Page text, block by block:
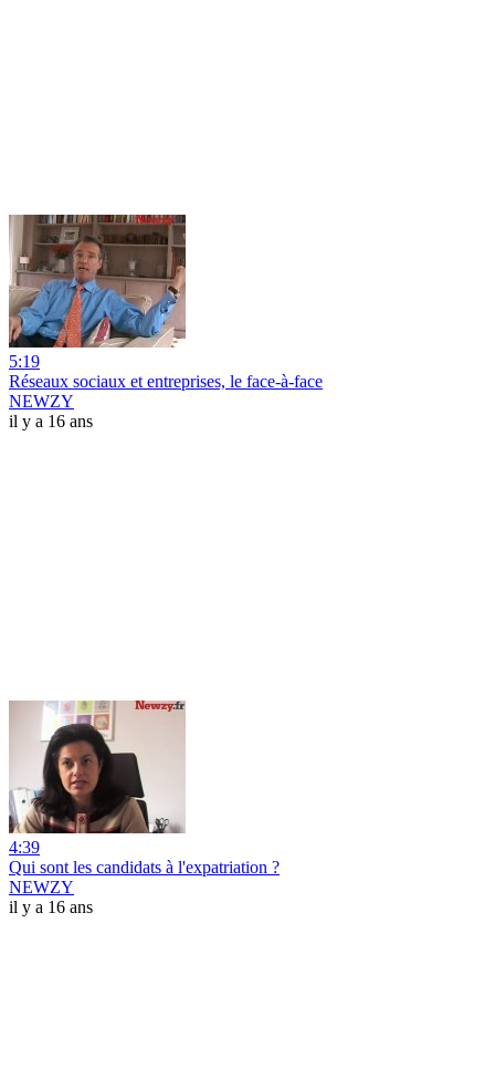
5:19
Réseaux sociaux et entreprises, le face-à-face
NEWZY
il y a 16 ans
4:39
Qui sont les candidats à l'expatriation ?
NEWZY
il y a 16 ans